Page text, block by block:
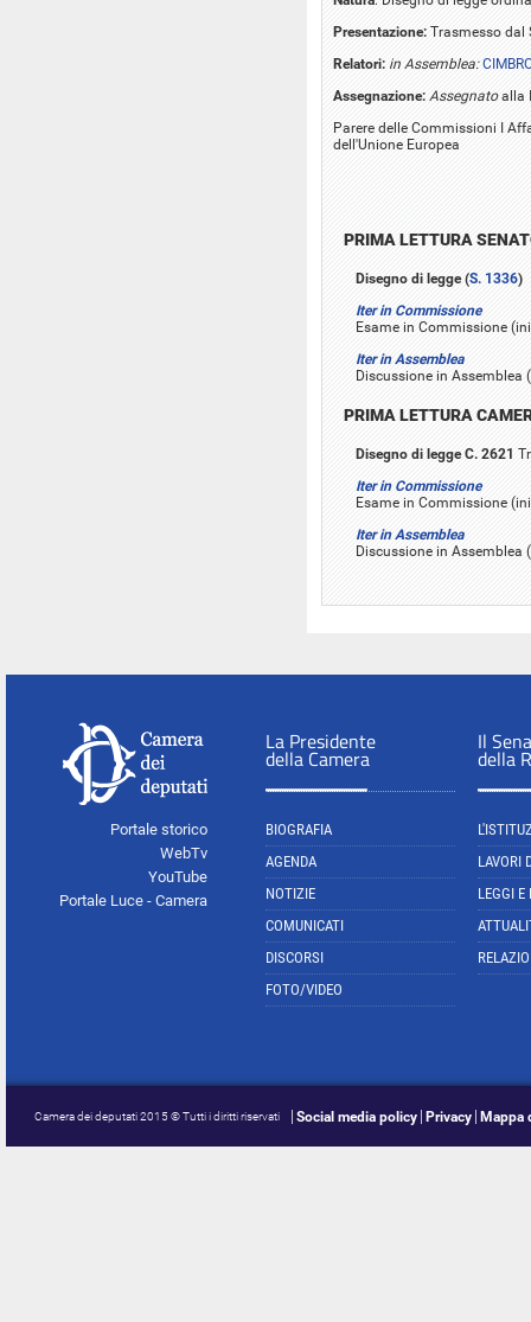
Presentazione: Trasmesso dal
Relatori: in Assemblea:
Assegnazione: Assegnatoalla
Parere delle Commissioni I
dell'Unione Europea
PRIMA LETTURA
Disegno di legge (S. 1336)
Iter in Commissione
Esame in Commissione
Iter in Assemblea
Discussione in
PRIMA LETTURA
Disegno di legge C. 2621
Iter in Commissione
Esame in Commissione
Iter in Assemblea
Discussione in
Portale storico
WebTv
YouTube
Portale Luce - Camera
La Presidente
della Camera
BIOGRAFIA
AGENDA
NOTIZIE
COMUNICATI
DISCORSI
FOTO/VIDEO
Il
della
LAVORI
LEGGI E
Camera dei deputati 2015 © Tutti i diritti riservati Social media policy Privacy Mappa